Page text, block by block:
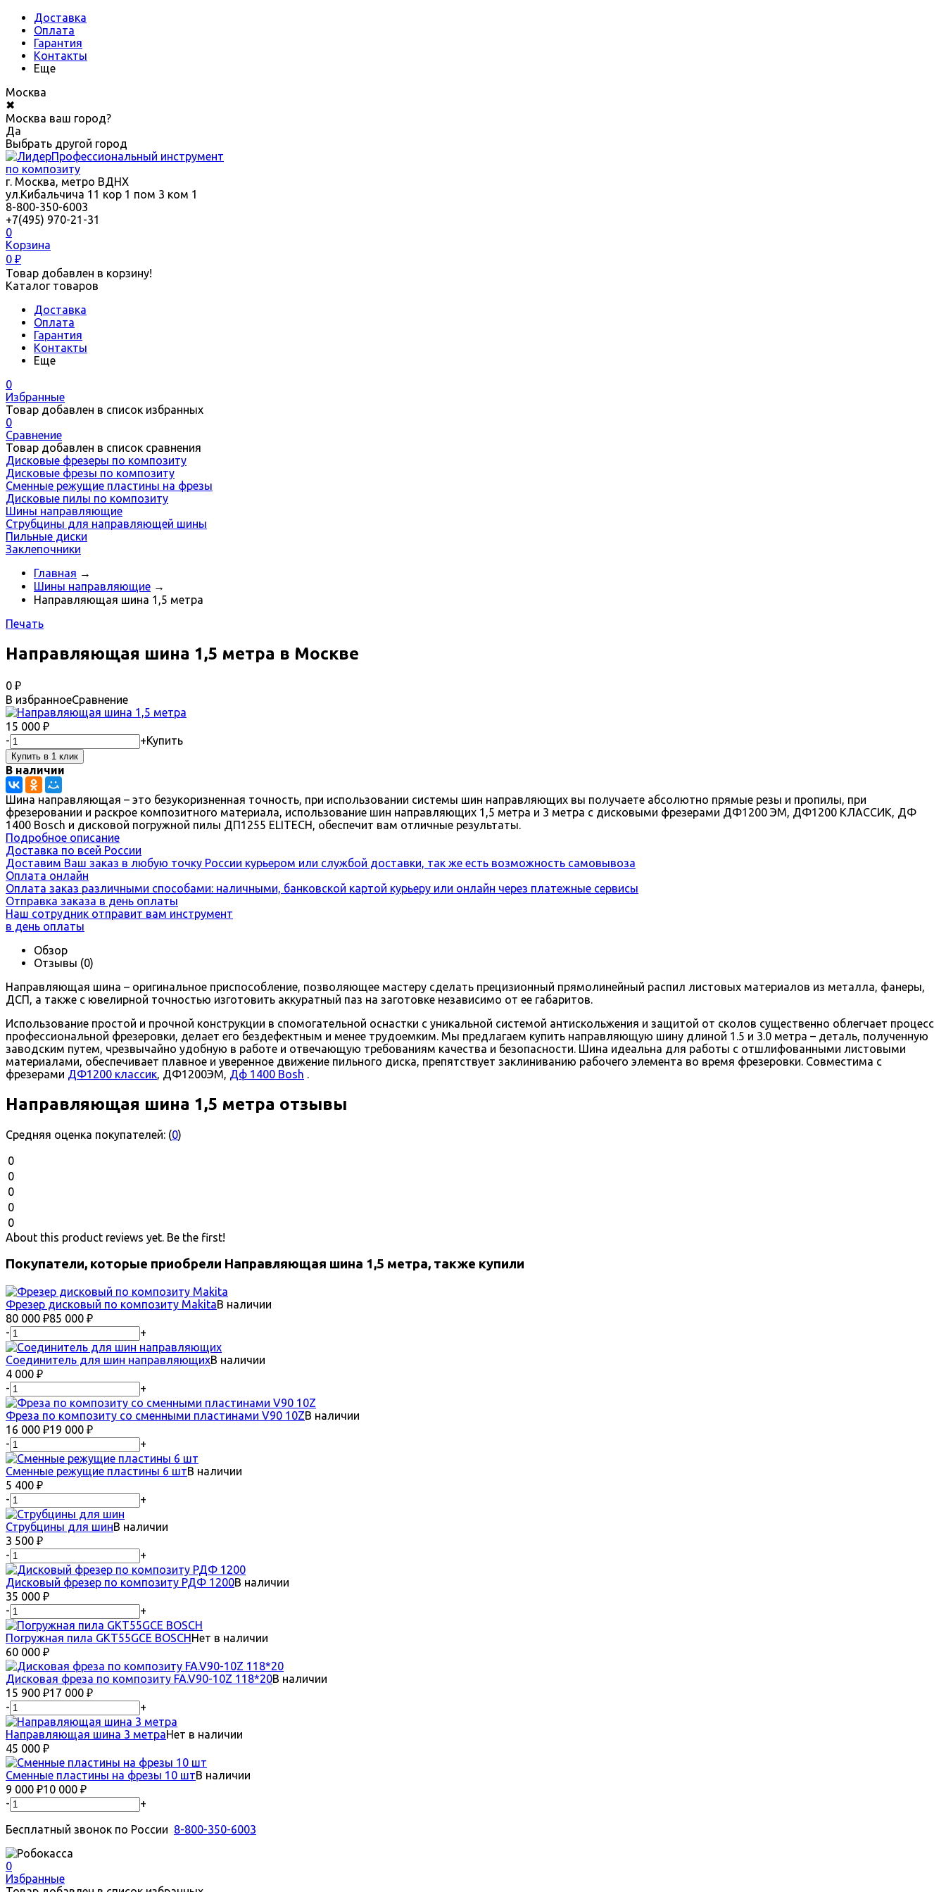
Доставка
Оплата
Гарантия
Контакты
Еще
Москва
✖
Москва ваш город?
Да
Выбрать другой город
Профессиональный инструмент
по композиту
г. Москва, метро ВДНХ
ул.Кибальчича 11 кор 1 пом 3 ком 1
8-800-350-6003
+7(495) 970-21-31
0
Корзина
0 ₽
Товар добавлен в корзину!
Каталог товаров
Доставка
Оплата
Гарантия
Контакты
Еще
0
Избранные
Товар добавлен в список избранных
0
Сравнение
Товар добавлен в список сравнения
Дисковые фрезеры по композиту
Дисковые фрезы по композиту
Сменные режущие пластины на фрезы
Дисковые пилы по композиту
Шины направляющие
Струбцины для направляющей шины
Пильные диски
Заклепочники
Главная →
Шины направляющие →
Направляющая шина 1,5 метра
Печать
Направляющая шина 1,5 метра в Москве
0 ₽
В избранноеСравнение
15 000 ₽
-
+Купить
В наличии
Шина направляющая – это безукоризненная точность, при использовании системы шин направляющих вы получаете абсолютно прямые резы и пропилы, при
фрезеровании и раскрое композитного материала, использование шин направляющих 1,5 метра и 3 метра с дисковыми фрезерами ДФ1200 ЭМ, ДФ1200 КЛАССИК, ДФ
1400 Вosch и дисковой погружной пилы ДП1255 ELITECH, обеспечит вам отличные результаты.
Подробное описание
Доставка по всей России
Доставим Ваш заказ в любую точку России курьером или службой доставки, так же есть возможность самовывоза
Оплата онлайн
Оплата заказ различными способами: наличными, банковской картой курьеру или онлайн через платежные сервисы
Отправка заказа в день оплаты
Наш сотрудник отправит вам инструмент
в день оплаты
Обзор
Отзывы (0)
Направляющая шина – оригинальное приспособление, позволяющее мастеру сделать прецизионный прямолинейный распил листовых материалов из металла, фанеры,
ДСП, а также с ювелирной точностью изготовить аккуратный паз на заготовке независимо от ее габаритов.
Использование простой и прочной конструкции в спомогательной оснастки с уникальной системой антискольжения и защитой от сколов существенно облегчает процесс
профессиональной фрезеровки, делает его бездефектным и менее трудоемким. Мы предлагаем купить направляющую шину длиной 1.5 и 3.0 метра – деталь, полученную
заводским путем, чрезвычайно удобную в работе и отвечающую требованиям качества и безопасности. Шина идеальна для работы с отшлифованными листовыми
материалами, обеспечивает плавное и уверенное движение пильного диска, препятствует заклиниванию рабочего элемента во время фрезеровки. Совместима с
фрезерами ДФ1200 классик, ДФ1200ЭМ, Дф 1400 Bosh .
Направляющая шина 1,5 метра отзывы
Средняя оценка покупателей: (0)
0
0
0
0
0
About this product reviews yet. Be the first!
Покупатели, которые приобрели Направляющая шина 1,5 метра, также купили
Фрезер дисковый по композиту MakitaВ наличии
80 000 ₽85 000 ₽
-
+
Соединитель для шин направляющихВ наличии
4 000 ₽
-
+
Фреза по композиту со сменными пластинами V90 10ZВ наличии
16 000 ₽19 000 ₽
-
+
Сменные режущие пластины 6 штВ наличии
5 400 ₽
-
+
Струбцины для шинВ наличии
3 500 ₽
-
+
Дисковый фрезер по композиту РДФ 1200В наличии
35 000 ₽
-
+
Погружная пила GKT55GCE BOSCHНет в наличии
60 000 ₽
Дисковая фреза по композиту FA.V90-10Z 118*20В наличии
15 900 ₽17 000 ₽
-
+
Направляющая шина 3 метраНет в наличии
45 000 ₽
Сменные пластины на фрезы 10 штВ наличии
9 000 ₽10 000 ₽
-
+
Бесплатный звонок по России 8-800-350-6003
0
Избранные